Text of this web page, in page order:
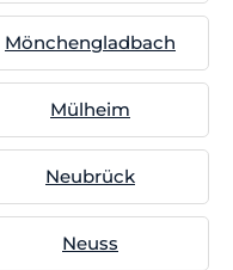
Mönchengladbach
Mülheim
Neubrück
Neuss